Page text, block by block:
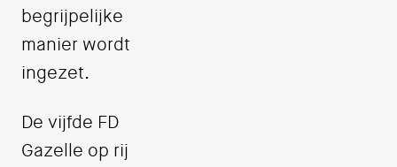
begrijpelijke
manier wordt
ingezet.
De vijfde FD
Gazelle op rij